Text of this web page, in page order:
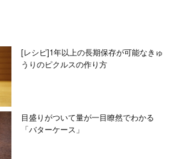
[レシピ]1年以上の長期保存が可能なきゅ
うりのピクルスの作り方
目盛りがついて量が一目瞭然でわかる
「バターケース」